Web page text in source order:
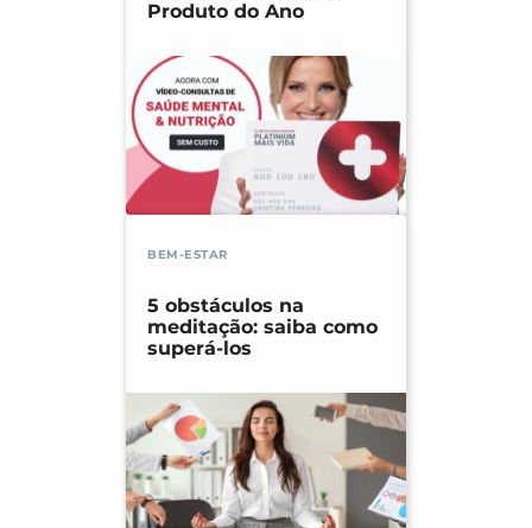
Produto do Ano
BEM-ESTAR
5 obstáculos na
meditação: saiba como
superá-los